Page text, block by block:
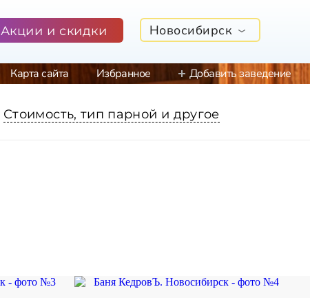
Акции и скидки Новосибирск
Карта сайта Избранное Добавить заведение
Стоимость, тип парной и другое